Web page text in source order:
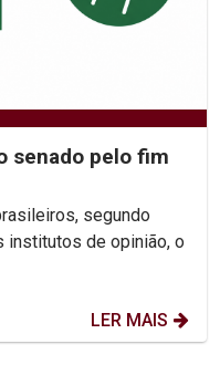
senado pelo fim
segundo
institutos de opinião, o
LER MAIS